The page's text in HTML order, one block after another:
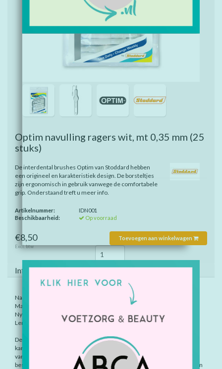
Optim navulling ragers wit, mt 0,35 mm (25
stuks)
De interdental brushes Optim van Stoddard hebben
een origineel en karakteristiek design. De borsteltjes
zijn ergonomisch in gebruik vanwege de comfortabele
grip. Onderstaand treft u meer info.
Artikelnummer:
IDN001
Beschikbaarheid:
Op voorraad
€8,50
Excl. btw
Toevoegen aan winkelwagen
Informatie
Navulling: wit
Maat: 0,35 mm
Nylon doorsnede: 1,6
Lengte staal: 10,0
De interdental brushes van Stoddard hebben een origineel en
karakteristiek design. De borsteltjes zijn ergonomisch in gebruik
vanwege zijn comfortabele grip. Elk borsteltje heeft zijn eigen
beschermkapje dat tevens dienst kan doen als verlenging van de grip en